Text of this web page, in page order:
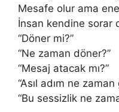
Mesafe olur ama
İnsan kendine sorar
“Döner mi?”
“Ne zaman döner?”
“Mesaj atacak mı?”
“Asıl adım ne zaman
“Bu sessizlik ne